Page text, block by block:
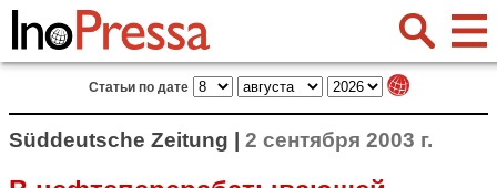
Статьи по дате
Süddeutsche Zeitung | 2 сентября 2003 г.